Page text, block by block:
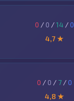
0 / 0 /14 /0
4,7 ★
0 / 0 / 7 /0
4,8 ★